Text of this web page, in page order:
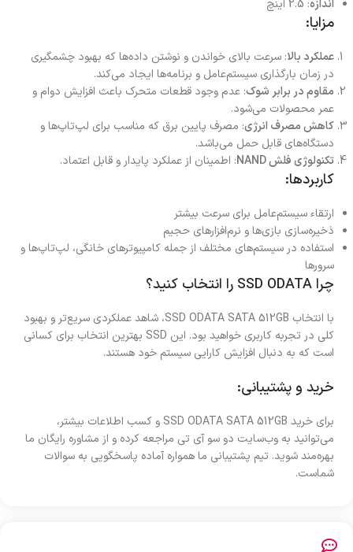
اندازه: 2.5 اینچ
مزایا:
عملکرد بالا: سرعت بالای خواندن و نوشتن داده‌ها که بهبود چشمگیری
در زمان بارگذاری سیستم‌عامل و برنامه‌ها ایجاد می‌کند.
مقاوم در برابر شوک: عدم وجود قطعات متحرک باعث افزایش دوام و
عمر محصولات می‌شود.
کاهش مصرف انرژی: مصرف پایین برق که مناسب برای لپ‌تاپ‌ها و
دستگاه‌های قابل حمل می‌باشد.
تکنولوژی فلش NAND
: اطمینان از عملکرد پایدار و قابل اعتماد.
کاربردها:
ارتقاء سیستم‌عامل برای سرعت بیشتر
ذخیره‌سازی بازی‌ها و نرم‌افزارهای حجیم
استفاده در سیستم‌های مختلف از جمله کامپیوترهای خانگی، لپ‌تاپ‌ها و
سرورها
چرا SSD ODATA را انتخاب کنید؟
با انتخاب SSD ODATA SATA 512GB، شاهد عملکردی سریع‌تر و بهبود
کلی در تجربه کاربری خواهید بود. این SSD بهترین انتخاب برای کسانی
است که به دنبال افزایش کارایی سیستم خود هستند.
خرید و پشتیبانی:
برای خرید SSD ODATA SATA 512GB و کسب اطلاعات بیشتر،
می‌توانید به وب‌سایت دو سو آی تی مراجعه کرده و از مشاوره رایگان ما
بهره‌مند شوید. تیم پشتیبانی ما همواره آماده پاسخگویی به سوالات
شماست.